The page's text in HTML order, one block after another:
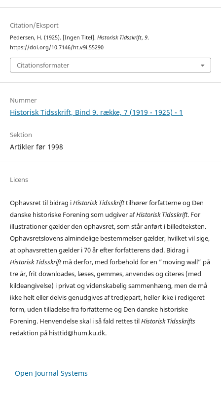
Citation/Eksport
Pedersen, H. (1925). [Ingen Titel]. Historisk Tidsskrift, 9.
https://doi.org/10.7146/ht.v9i.55290
Citationsformater
Nummer
Historisk Tidsskrift, Bind 9. række, 7 (1919 - 1925) - 1
Sektion
Artikler før 1998
Licens
Ophavsret til bidrag iHistorisk Tidsskrifttilhører forfatterne og Den
danske historiske Forening som udgiver afHistorisk Tidsskrift. For
illustrationer gælder den ophavsret, som står anført i billedteksten.
Ophavsretslovens almindelige bestemmelser gælder, hvilket vil sige,
at ophavsretten gælder i 70 år efter forfatterens død. Bidrag i
Historisk Tidsskriftmå derfor, med forbehold for en ”moving wall” på
tre år, frit downloades, læses, gemmes, anvendes og citeres (med
kildeangivelse) i privat og videnskabelig sammenhæng, men de må
ikke helt eller delvis genudgives af tredjepart, heller ikke i redigeret
form, uden tilladelse fra forfatterne og Den danske historiske
Forening. Henvendelse skal i så fald rettes tilHistorisk Tidsskrifts
redaktion på histtid@hum.ku.dk.
Open Journal Systems